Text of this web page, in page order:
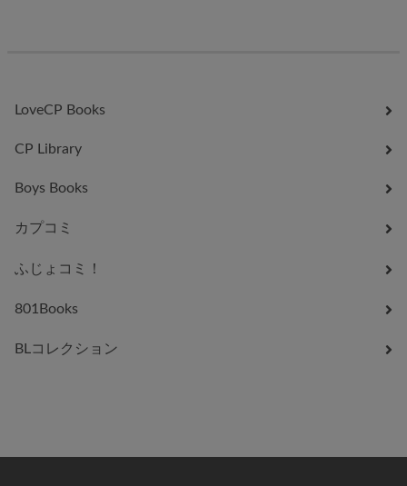
LoveCP Books
CP Library
Boys Books
カプコミ
ふじょコミ！
801Books
BLコレクション